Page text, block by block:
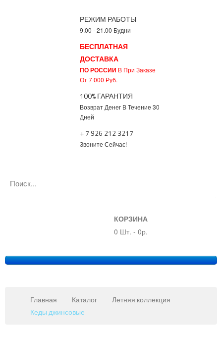
РЕЖИМ РАБОТЫ
9.00 - 21.00 Будни
БЕСПЛАТНАЯ
ДОСТАВКА
ПО РОССИИ В При Заказе
От 7 000 Руб.
100% ГАРАНТИЯ
Возврат Денег В Течение 30
Дней
+ 7 926 212 3217
Звоните Сейчас!
КОРЗИНА
0 Шт. - 0р.
Главная Каталог
Летняя коллекция
Кеды джинсовые